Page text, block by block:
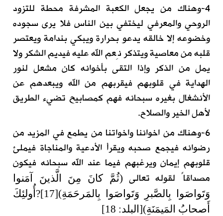
4-وهناك من يجعل الكعبة المشرفة محطة للتزود
الروحي والمعرفي ليختفي بين الناس فلا يرى سجوده
وخضوعه إلا خالقه يدعو بحرارة ويبكي بندامة ويعتصر
قلبه من معاصية ويتذكر نِعم الله عليه فيديم الشكر ولا
يمل من الذكر وإذا التقى بأخوانه كان مشعل لنور
الهداية في قلوبهم فيقربهم من الله ويبعدهم عن
الأنشغال بغيره سبحانه فهم كمصابيح تضيء الطريق
لأهل الخير والصلاح.
6-وهناك من اخواننا واخواتنا من يطمع في المزيد من
رضوانه فيجمع صحبه ويقرأ الأدعية والمناجاة فيملئ
قلوبهم إيمان ويرغبهم فيما عند الله سبحانه فيكون
مصداقاً لقوله تعالى (ثُمَّ كانَ مِنَ الَّذينَ آمَنوا
وَتَواصَوا بِالصَّبرِ وَتَواصَوا بِالمَرحَمَةِ)[17]?أُولئِكَ
أَصحابُ المَيمَنَةِ)[البلد: 18]